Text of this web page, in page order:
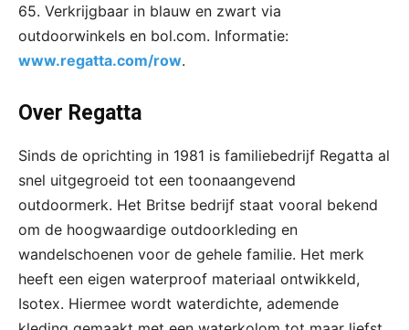
65. Verkrijgbaar in blauw en zwart via
outdoorwinkels en bol.com. Informatie:
www.regatta.com/row.
Over Regatta
Sinds de oprichting in 1981 is familiebedrijf Regatta al
snel uitgegroeid tot een toonaangevend
outdoormerk. Het Britse bedrijf staat vooral bekend
om de hoogwaardige outdoorkleding en
wandelschoenen voor de gehele familie. Het merk
heeft een eigen waterproof materiaal ontwikkeld,
Isotex. Hiermee wordt waterdichte, ademende